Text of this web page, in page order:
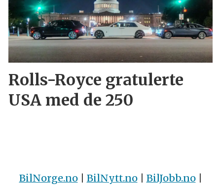
Rolls-Royce gratulerte
USA med de 250
BilNorge.no| BilNytt.no| BilJobb.no|